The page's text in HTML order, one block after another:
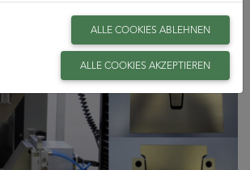
Umformverhalten hergestellt werden.
ALLE COOKIES ABLEHNEN
ALLE COOKIES AKZEPTIEREN